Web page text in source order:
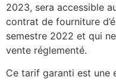
2023, sera accessible
contrat de fourniture
semestre 2022 et qui
vente réglementé.
Ce tarif garanti est une